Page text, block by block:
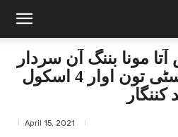
مونا بننگ آن سردار
بہادر خان یونیورسٹی تون اوار 4 اسکول
کننگار
April 15, 2021